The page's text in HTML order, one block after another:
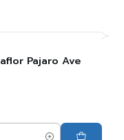
Pajaro Ave